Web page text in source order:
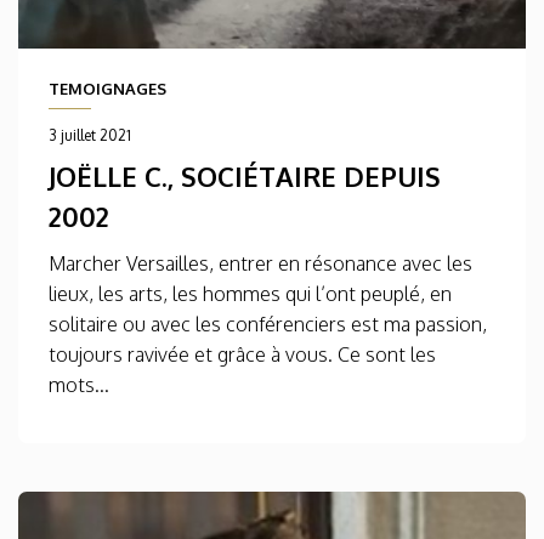
TEMOIGNAGES
3 juillet 2021
JOËLLE C., SOCIÉTAIRE DEPUIS
2002
Marcher Versailles, entrer en résonance avec les
lieux, les arts, les hommes qui l’ont peuplé, en
solitaire ou avec les conférenciers est ma passion,
toujours ravivée et grâce à vous. Ce sont les
mots...